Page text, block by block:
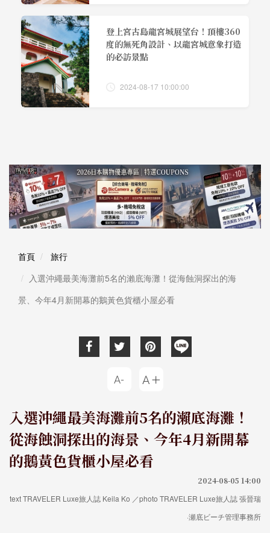
登上宮古島龍宮城展望台！頂樓360
度的無死角設計、以龍宮城意象打造
的必訪景點
2024-08-17 10:00:00
首頁
旅行
入選沖繩最美海灘前5名的瀨底海灘！從海蝕洞探出的海
景、今年4月新開幕的鵝黃色貨櫃小屋必看
入選沖繩最美海灘前5名的瀨底海灘！
從海蝕洞探出的海景、今年4月新開幕
的鵝黃色貨櫃小屋必看
2024-08-05 14:00
text TRAVELER Luxe旅人誌 Keila Ko ／photo TRAVELER Luxe旅人誌 張晉瑞
·瀬底ビーチ管理事務所